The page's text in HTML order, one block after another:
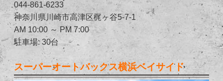
044-861-6233
神奈川県川崎市高津区梶ヶ谷5-7-1
AM 10:00 ～ PM 7:00
駐車場: 30台
スーパーオートバックス横浜ベイサイド